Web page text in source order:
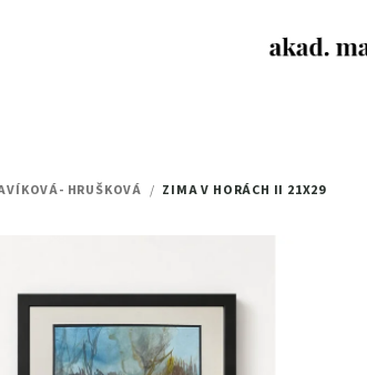
HRUŠKOVÁ / ZIMA V HORÁCH II 21X29